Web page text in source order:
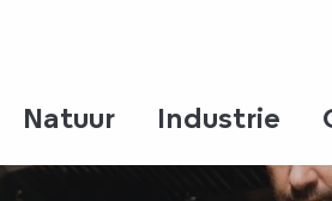
Natuur Industrie